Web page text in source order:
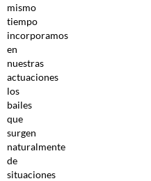
mismo
tiempo
incorporamos
en
nuestras
actuaciones
los
bailes
que
surgen
naturalmente
de
situaciones